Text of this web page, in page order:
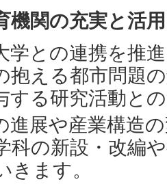
機関の充実と活用
学との連携を推
抱える都市問題
する研究活動と
進展や産業構造
科の新設・改編
きます。